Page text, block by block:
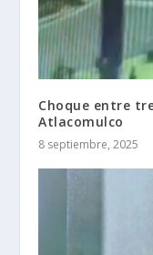
Choque entre
Atlacomulco
8 septiembre, 2025